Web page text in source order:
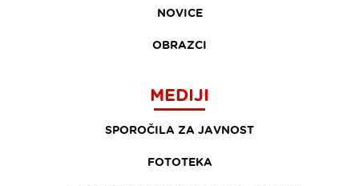
NOVICE
OBRAZCI
MEDIJI
SPOROČILA ZA JAVNOST
FOTOTEKA